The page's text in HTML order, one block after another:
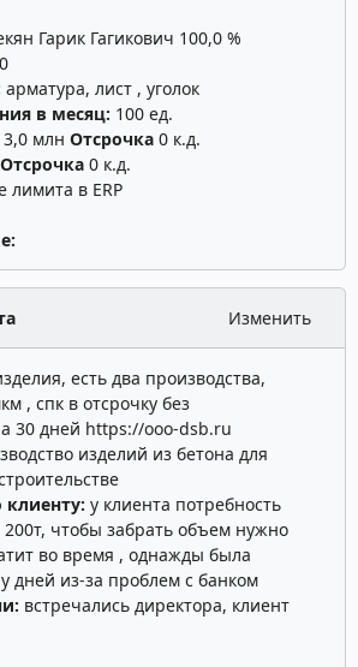
Гарик Гагикович 100,0 %
арматура, лист , уголок
в месяц: 100 ед.
3,0 млн Отсрочка0 к.д.
Отсрочка0 к.д.
лимита в ERP
Изменить
есть два производства,
, спк в отсрочку без
30 дней https://ooo-dsb.ru
изделий из бетона для
у клиента потребность
200т, чтобы забрать объем нужно
во время , однажды была
дней из-за проблем с банком
встречались директора, клиент